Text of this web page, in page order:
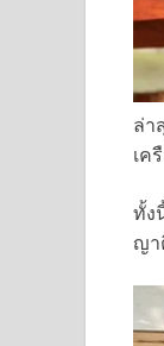
ล่า
เค
ทั้ง
ญา